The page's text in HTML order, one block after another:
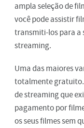
ampla seleção de
você pode assistir
transmiti-los para a
streaming.
Uma das maiores
totalmente
de streaming que
pagamento por
os seus filmes sem